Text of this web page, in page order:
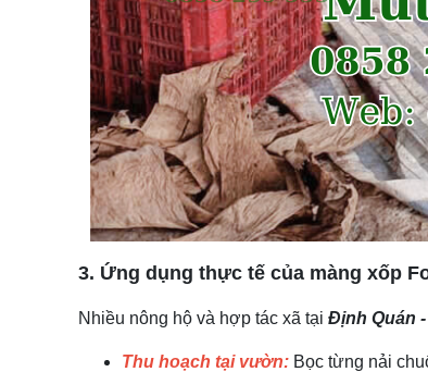
3. Ứng dụng thực tế của màng xốp
Nhiều nông hộ và hợp tác xã tại Định Quán
Thu hoạch tại vườn: Bọc từng nải